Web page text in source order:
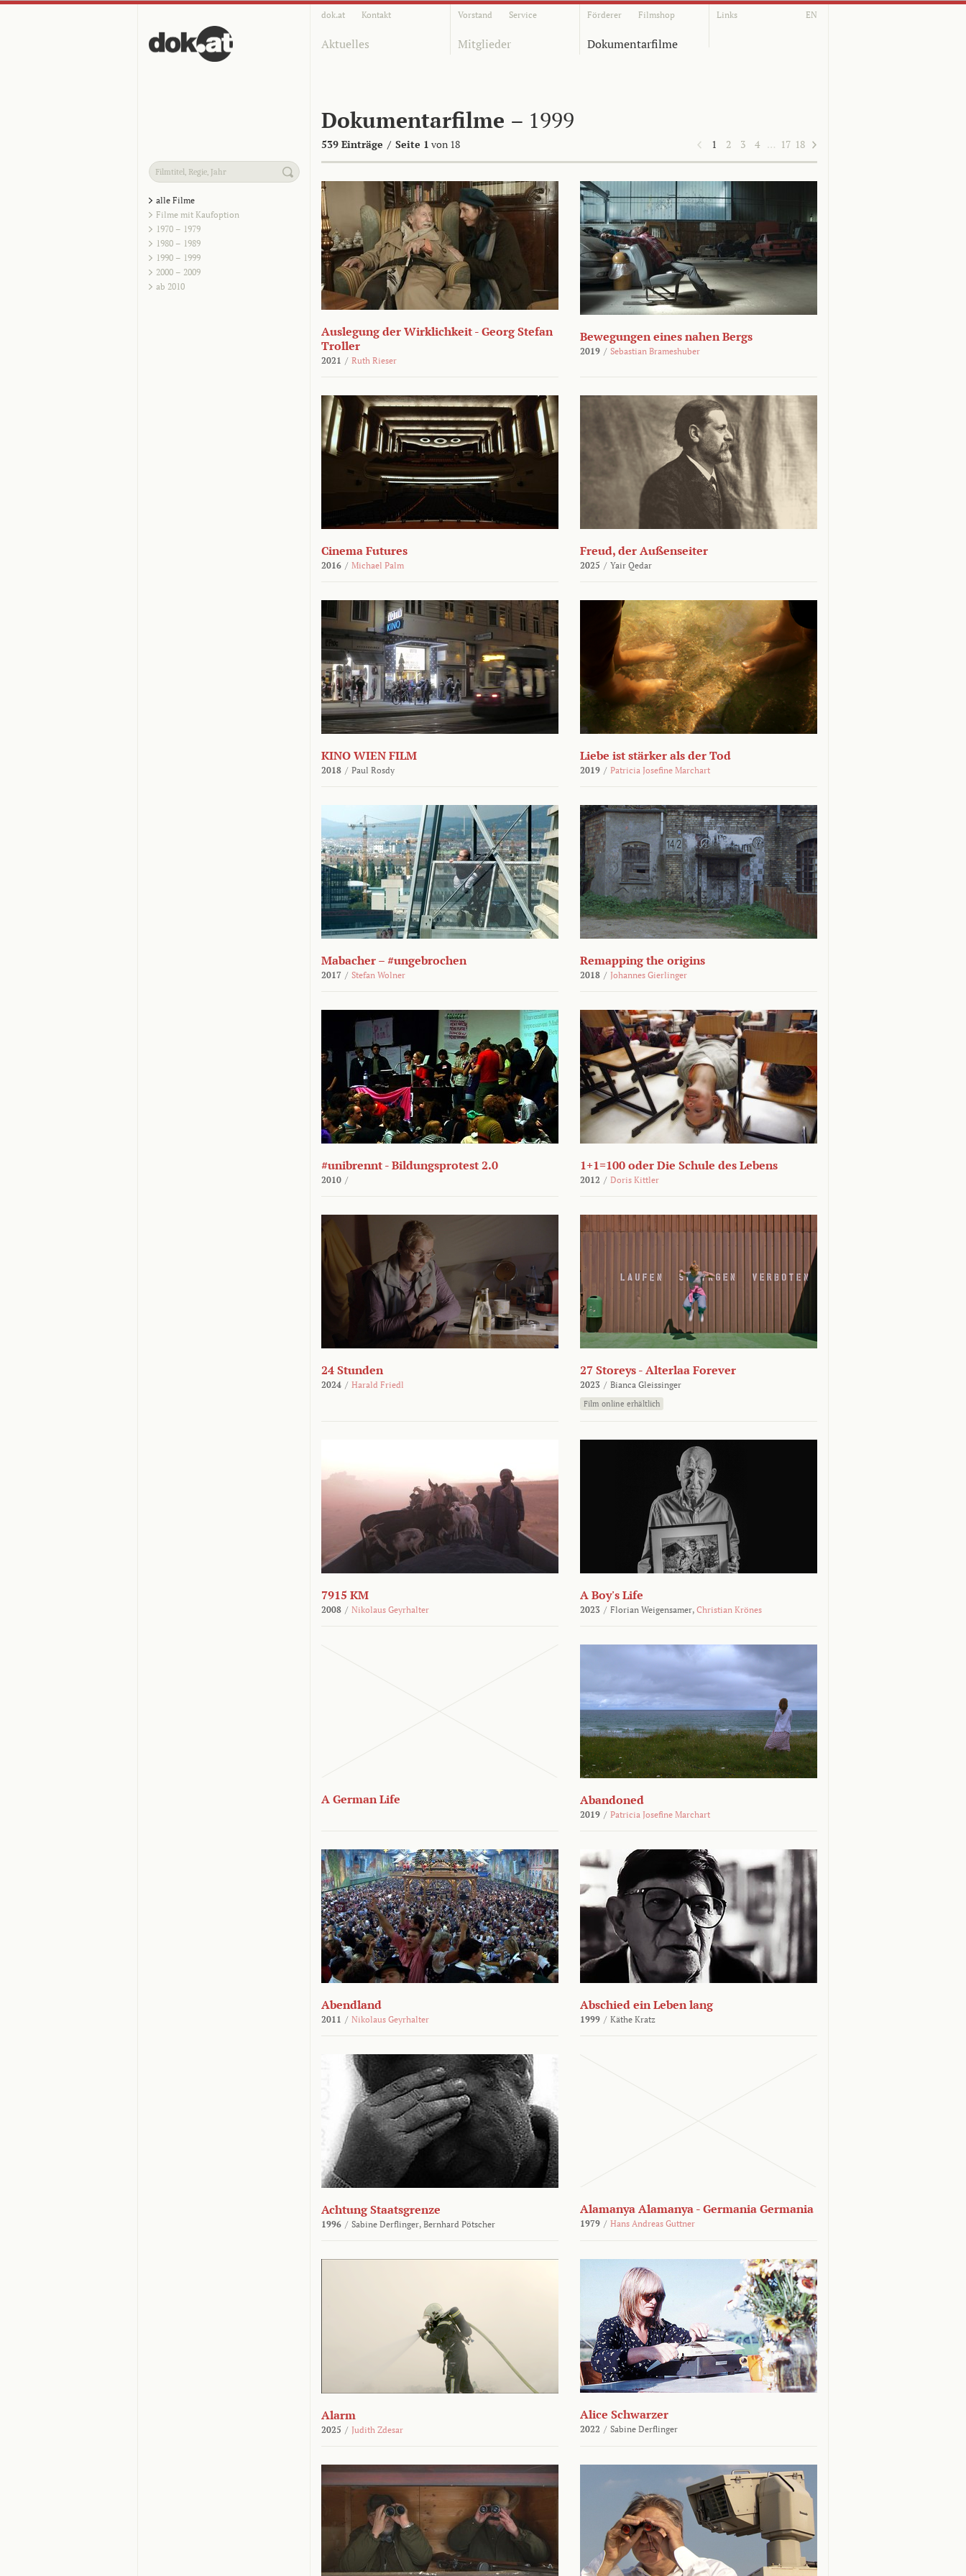
dok.at Kontakt Vorstand Service Förderer Filmshop Links EN
Aktuelles Mitglieder Dokumentarfilme
Dokumentarfilme – 1999
539 Einträge / Seite 1 von 18 1 2 3 4 … 17 18
alle Filme
Filme mit Kaufoption
1970 – 1979
1980 – 1989
1990 – 1999
2000 – 2009
ab 2010
Auslegung der Wirklichkeit - Georg Stefan
Troller
2021 / Ruth Rieser
Bewegungen eines nahen Bergs
2019 / Sebastian Brameshuber
Cinema Futures
2016 / Michael Palm
Freud, der Außenseiter
2025 / Yair Qedar
KINO WIEN FILM
2018 / Paul Rosdy
Liebe ist stärker als der Tod
2019 / Patricia Josefine Marchart
Mabacher – #ungebrochen
2017 / Stefan Wolner
Remapping the origins
2018 / Johannes Gierlinger
#unibrennt - Bildungsprotest 2.0
2010 /
1+1=100 oder Die Schule des Lebens
2012 / Doris Kittler
24 Stunden
2024 / Harald Friedl
27 Storeys - Alterlaa Forever
2023 / Bianca Gleissinger
Film online erhältlich
7915 KM
2008 / Nikolaus Geyrhalter
A Boy's Life
2023 / Florian Weigensamer, Christian Krönes
A German Life Abandoned
2019 / Patricia Josefine Marchart
Abendland
2011 / Nikolaus Geyrhalter
Abschied ein Leben lang
1999 / Käthe Kratz
Achtung Staatsgrenze
1996 / Sabine Derflinger, Bernhard Pötscher
Alamanya Alamanya - Germania Germania
1979 / Hans Andreas Guttner
Alarm
2025 / Judith Zdesar
Alice Schwarzer
2022 / Sabine Derflinger